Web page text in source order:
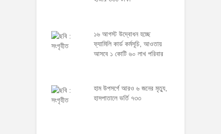
১৬ আগস্ট উদ্বোধন হচ্ছে
ফ্যামিলি কার্ড কর্মসূচি, আওতায়
আসবে ১ কোটি ৬০ লাখ পরিবার
হাম উপসর্গে আরও ৬ জনের মৃত্যু,
হাসপাতালে ভর্তি ৭৩৩